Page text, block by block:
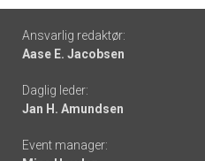
Footer
-
links
Ansvarlig redaktør:
Aase E. Jacobsen
Daglig leder:
Jan H. Amundsen
Event manager: